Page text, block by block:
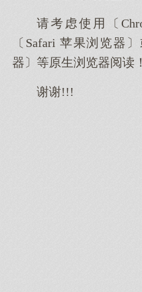
请考虑使用〔
〔Safari 苹果浏览器
器〕等原生浏览器阅读！
谢谢!!!